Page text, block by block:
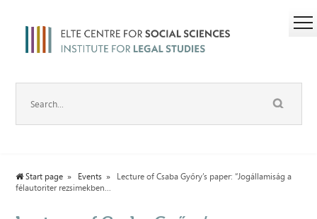
Start page Events
Lecture of Csaba Győry’s paper: “Jogállamiság a
félautoriter rezsimekben...